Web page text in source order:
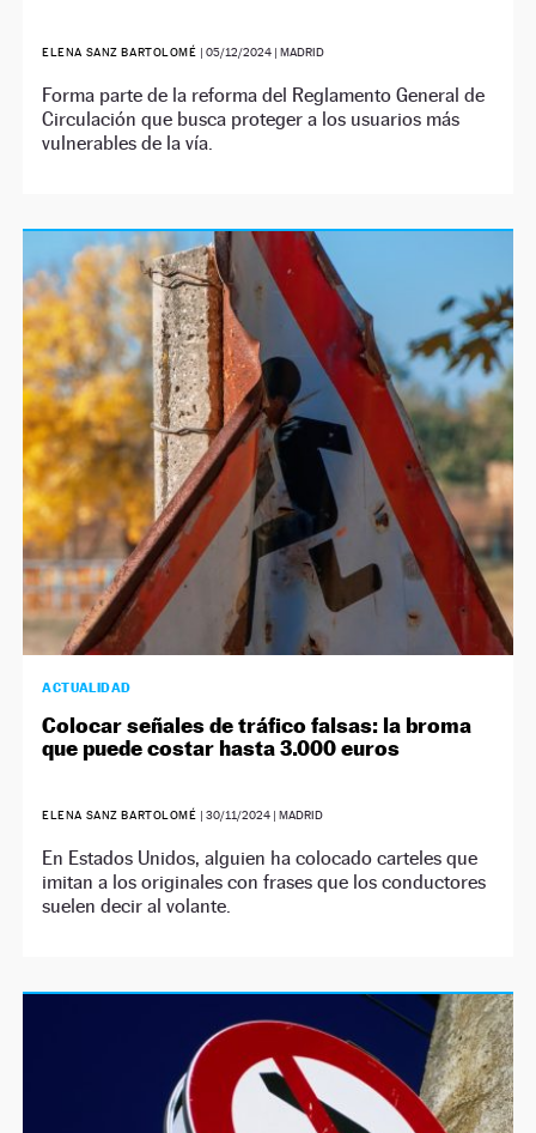
ELENA SANZ BARTOLOMÉ | 05/12/2024| MADRID
Forma parte de la reforma del Reglamento General de
Circulación que busca proteger a los usuarios más
vulnerables de la vía.
ACTUALIDAD
Colocar señales de tráfico falsas: la broma
que puede costar hasta 3.000 euros
ELENA SANZ BARTOLOMÉ | 30/11/2024| MADRID
En Estados Unidos, alguien ha colocado carteles que
imitan a los originales con frases que los conductores
suelen decir al volante.